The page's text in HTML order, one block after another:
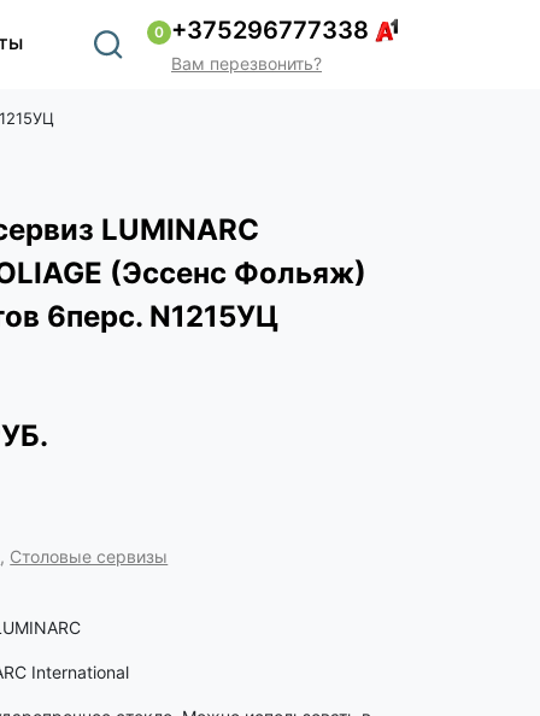
0 +375296777338
Вам перезвонить?
LUMINARC
(Эссенс Фольяж)
6перс. N1215УЦ
, Столовые сервизы
International